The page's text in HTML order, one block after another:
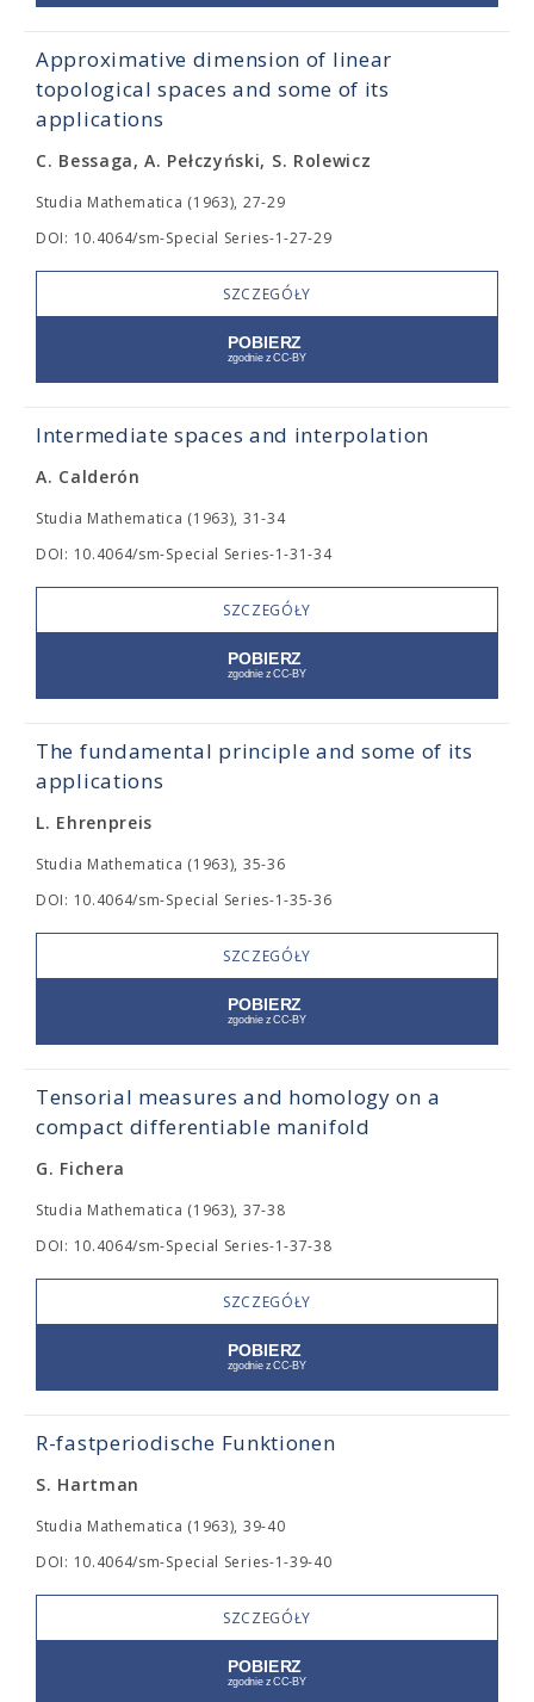
Approximative dimension of linear
topological spaces and some of its
applications
C. Bessaga, A. Pełczyński, S. Rolewicz
Studia Mathematica (1963), 27-29
DOI: 10.4064/sm-Special Series-1-27-29
SZCZEGÓŁY
Intermediate spaces and interpolation
A. Calderón
Studia Mathematica (1963), 31-34
DOI: 10.4064/sm-Special Series-1-31-34
SZCZEGÓŁY
The fundamental principle and some of its
applications
L. Ehrenpreis
Studia Mathematica (1963), 35-36
DOI: 10.4064/sm-Special Series-1-35-36
SZCZEGÓŁY
Tensorial measures and homology on a
compact differentiable manifold
G. Fichera
Studia Mathematica (1963), 37-38
DOI: 10.4064/sm-Special Series-1-37-38
SZCZEGÓŁY
R-fastperiodische Funktionen
S. Hartman
Studia Mathematica (1963), 39-40
DOI: 10.4064/sm-Special Series-1-39-40
SZCZEGÓŁY